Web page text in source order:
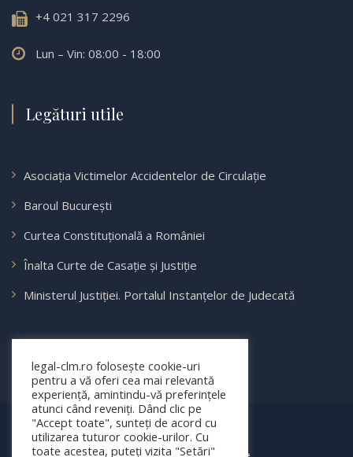
+4 021 317 2296
Lun – Vin: 08:00 - 18:00
Legături utile
Asociația Victimelor Accidentelor de Circulație
Baroul București
Curtea Constituțională a României
Înalta Curte de Casație și Justiție
Ministerul Justiției. Portalul Instanțelor de Judecată
© 2025 legal-clm.ro
legal-clm.ro folosește cookie-uri
pentru a vă oferi cea mai relevantă
experiență, amintindu-vă preferințele
atunci când reveniți. Dând clic pe
"Accept toate", sunteți de acord cu
utilizarea tuturor cookie-urilor. Cu
toate acestea, puteți vizita "Setări"